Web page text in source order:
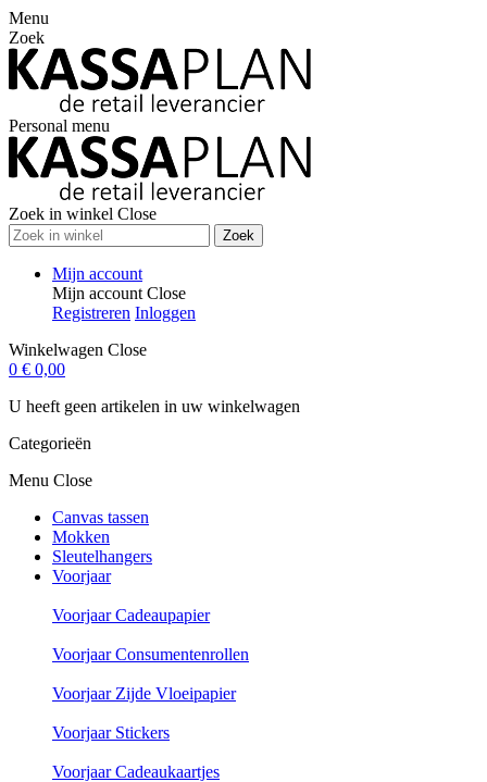
Menu
Zoek
Personal menu
Zoek in winkel Close
Zoek
Mijn account
Mijn account Close
Registreren Inloggen
Winkelwagen Close
0 € 0,00
U heeft geen artikelen in uw winkelwagen
Categorieën
Menu Close
Canvas tassen
Mokken
Sleutelhangers
Voorjaar
Voorjaar Cadeaupapier
Voorjaar Consumentenrollen
Voorjaar Zijde Vloeipapier
Voorjaar Stickers
Voorjaar Cadeaukaartjes